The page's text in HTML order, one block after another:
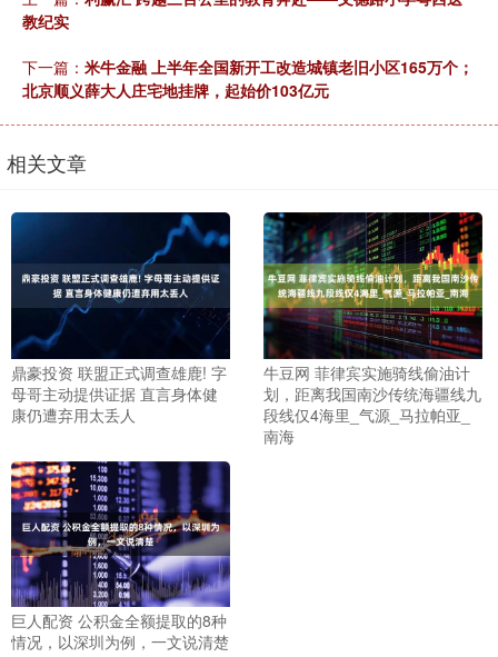
教纪实
下一篇： 米牛金融 上半年全国新开工改造城镇老旧小区165万个；
北京顺义薛大人庄宅地挂牌，起始价103亿元
相关文章
鼎豪投资 联盟正式调查雄鹿! 字
母哥主动提供证据 直言身体健
康仍遭弃用太丢人
牛豆网 菲律宾实施骑线偷油计
划，距离我国南沙传统海疆线九
段线仅4海里_气源_马拉帕亚_
南海
巨人配资 公积金全额提取的8种
情况，以深圳为例，一文说清楚